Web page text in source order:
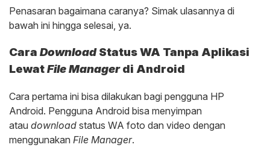
Penasaran bagaimana caranya? Simak ulasannya di
bawah ini hingga selesai, ya.
Cara DownloadStatus WA Tanpa Aplikasi
LewatFile Managerdi Android
Cara pertama ini bisa dilakukan bagi pengguna HP
Android. Pengguna Android bisa menyimpan
atau download status WA foto dan video dengan
menggunakan File Manager.